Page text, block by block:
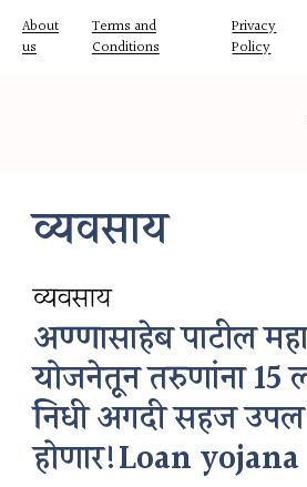
Skip
About
us
Terms and
Conditions
Privacy
Policy
व्यवसाय
व्यवसाय
अण्णासाहेब पाटील
योजनेतून तरुणांना 15
निधी अगदी सहज उपलब्ध
होणार!Loan yojana